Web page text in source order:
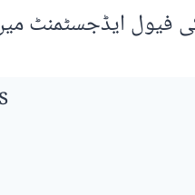
ایڈجسٹمنٹ میں